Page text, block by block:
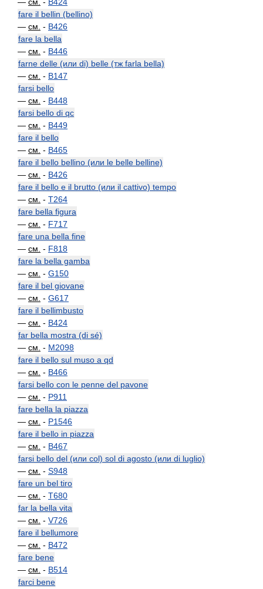
fare il bellin (bellino)
— см. - B426
fare la bella
— см. - B446
farne delle (или di) belle (тж farla bella)
— см. - B147
farsi bello
— см. - B448
farsi bello di qc
— см. - B449
fare il bello
— см. - B465
fare il bello bellino (или le belle belline)
— см. - B426
fare il bello e il brutto (или il cattivo) tempo
— см. - T264
fare bella figura
— см. - F717
fare una bella fine
— см. - F818
fare la bella gamba
— см. - G150
fare il bel giovane
— см. - G617
fare il bellimbusto
— см. - B424
far bella mostra (di sé)
— см. - M2098
fare il bello sul muso a qd
— см. - B466
farsi bello con le penne del pavone
— см. - P911
fare bella la piazza
— см. - P1546
fare il bello in piazza
— см. - B467
farsi bello del (или col) sol di agosto (или di luglio)
— см. - S948
fare un bel tiro
— см. - T680
far la bella vita
— см. - V726
fare il bellumore
— см. - B472
fare bene
— см. - B514
farci bene